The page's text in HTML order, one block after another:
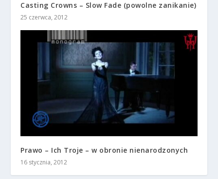
Casting Crowns – Slow Fade (powolne zanikanie)
25 czerwca, 2012
Prawo – Ich Troje – w obronie nienarodzonych
16 stycznia, 2012